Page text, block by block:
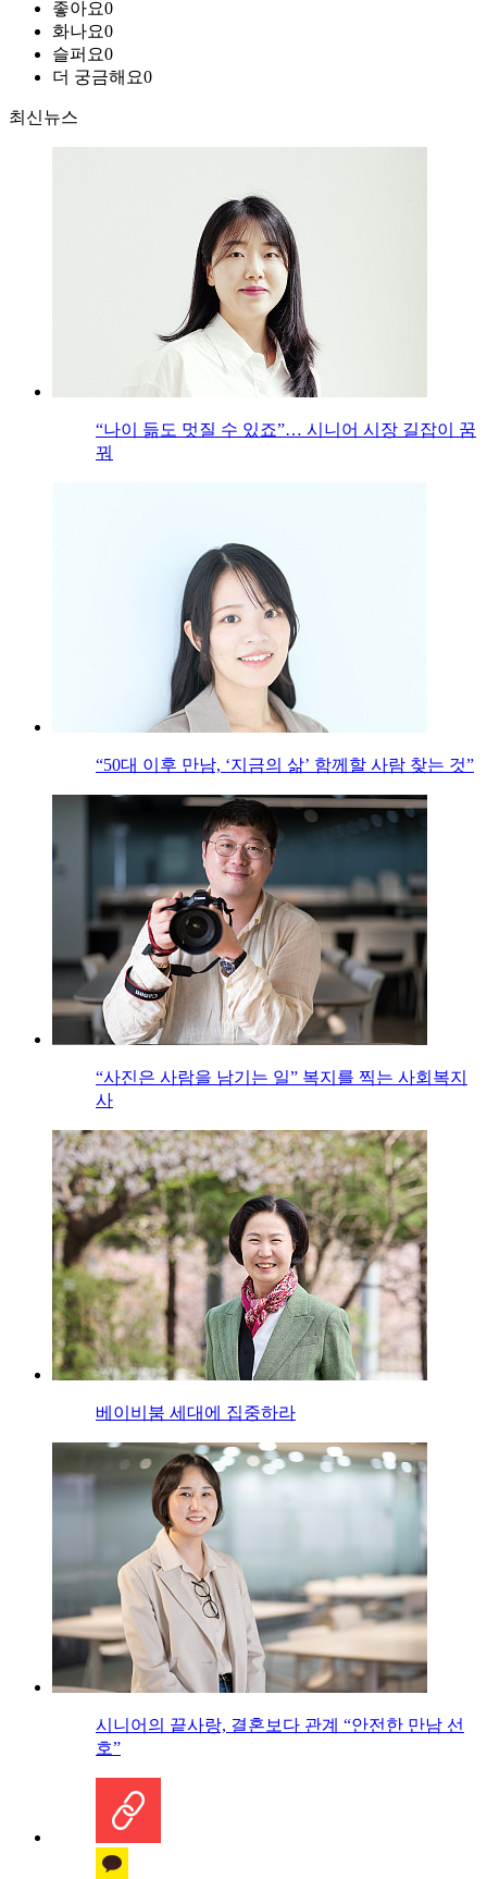
좋아요0
화나요0
슬퍼요0
더 궁금해요0
최신뉴스
“나이 듦도 멋질 수 있죠”… 시니어 시장 길잡이 꿈
꿔
“50대 이후 만남, ‘지금의 삶’ 함께할 사람 찾는 것”
“사진은 사람을 남기는 일” 복지를 찍는 사회복지
사
베이비붐 세대에 집중하라
시니어의 끝사랑, 결혼보다 관계 “안전한 만남 선
호”